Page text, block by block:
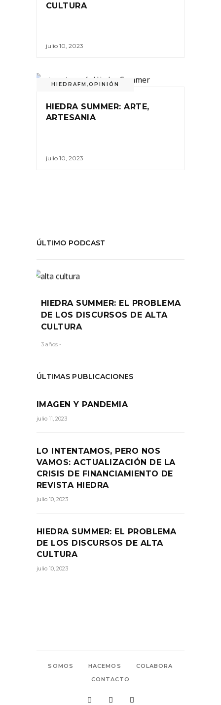
CULTURA
julio 10, 2023
HIEDRAFM ,OPINIÓN
HIEDRA SUMMER: ARTE,
ARTESANIA
julio 10, 2023
ÚLTIMO PODCAST
HIEDRA SUMMER: EL PROBLEMA
DE LOS DISCURSOS DE ALTA
CULTURA
3 años -
ÚLTIMAS PUBLICACIONES
IMAGEN Y PANDEMIA
julio 11, 2023
LO INTENTAMOS, PERO NOS
VAMOS: ACTUALIZACIÓN DE LA
CRISIS DE FINANCIAMIENTO DE
REVISTA HIEDRA
julio 10, 2023
HIEDRA SUMMER: EL PROBLEMA
DE LOS DISCURSOS DE ALTA
CULTURA
julio 10, 2023
SOMOS HACEMOS
COLABORA
CONTACTO